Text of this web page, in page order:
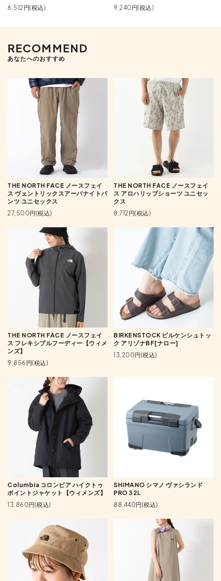
6,512円(税込)
9,240円(税込)
RECOMMEND
あなたへのおすすめ
THE NORTH FACE ノースフェイ
ス ヴェントリックスアーバナイトパ
ンツ ユニセックス
27,500円(税込)
THE NORTH FACE ノースフェイ
ス アロハリップショーツ ユニセッ
クス
8,712円(税込)
THE NORTH FACE ノースフェイ
ス フレキシブルフーディー【ウィメ
ンズ】
9,856円(税込)
BIRKENSTOCK ビルケンシュトッ
ク アリゾナBF[ナロー]
13,200円(税込)
Columbia コロンビア ハイクトゥ
ポイントジャケット【ウィメンズ】
13,860円(税込)
SHIMANO シマノ ヴァシランド
PRO 32L
88,440円(税込)